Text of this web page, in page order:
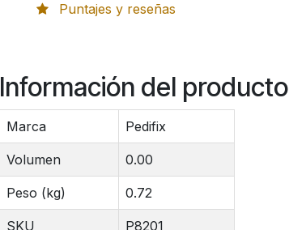
Puntajes y reseñas
Información del producto
Marca Pedifix
Volumen 0.00
Peso (kg) 0.72
SKU P8201